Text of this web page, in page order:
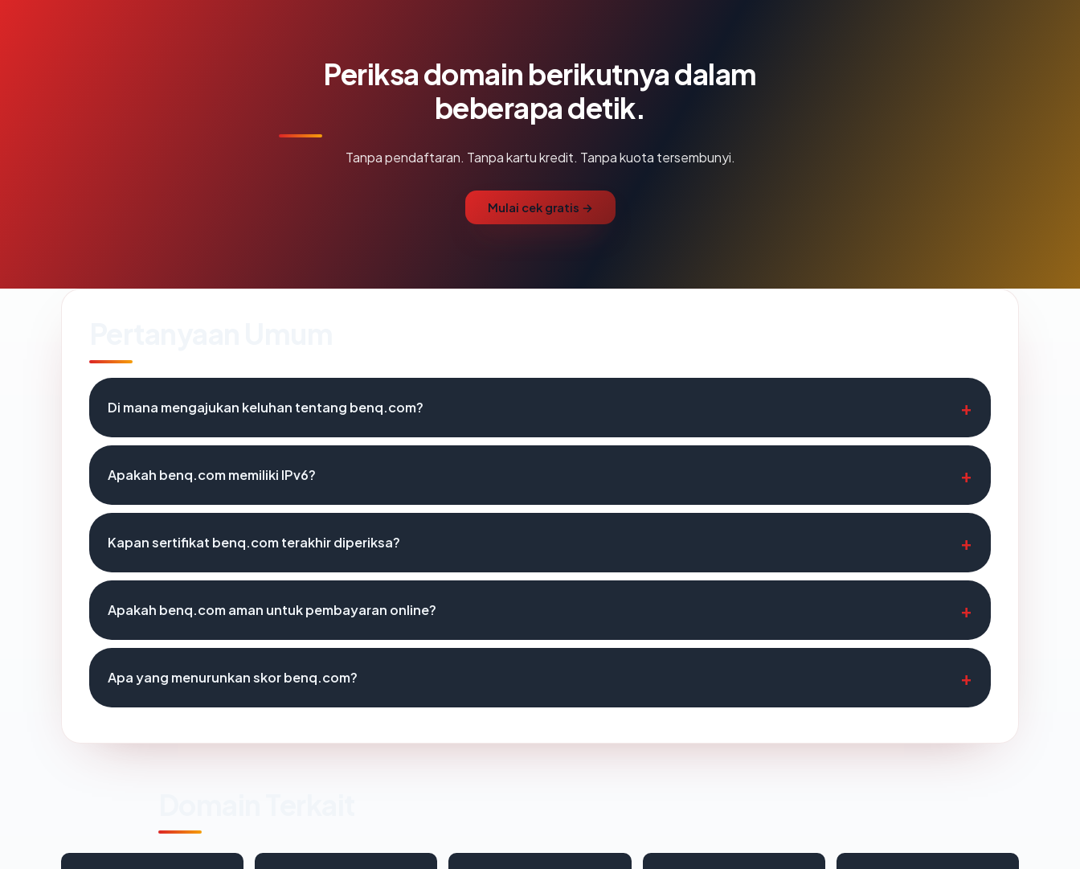
Periksa domain berikutnya dalam
beberapa detik.
Tanpa pendaftaran. Tanpa kartu kredit. Tanpa kuota tersembunyi.
Mulai cek gratis →
Di mana mengajukan keluhan tentang benq.com?
Apakah benq.com memiliki IPv6?
Kapan sertifikat benq.com terakhir diperiksa?
Apakah benq.com aman untuk pembayaran online?
Apa yang menurunkan skor benq.com?